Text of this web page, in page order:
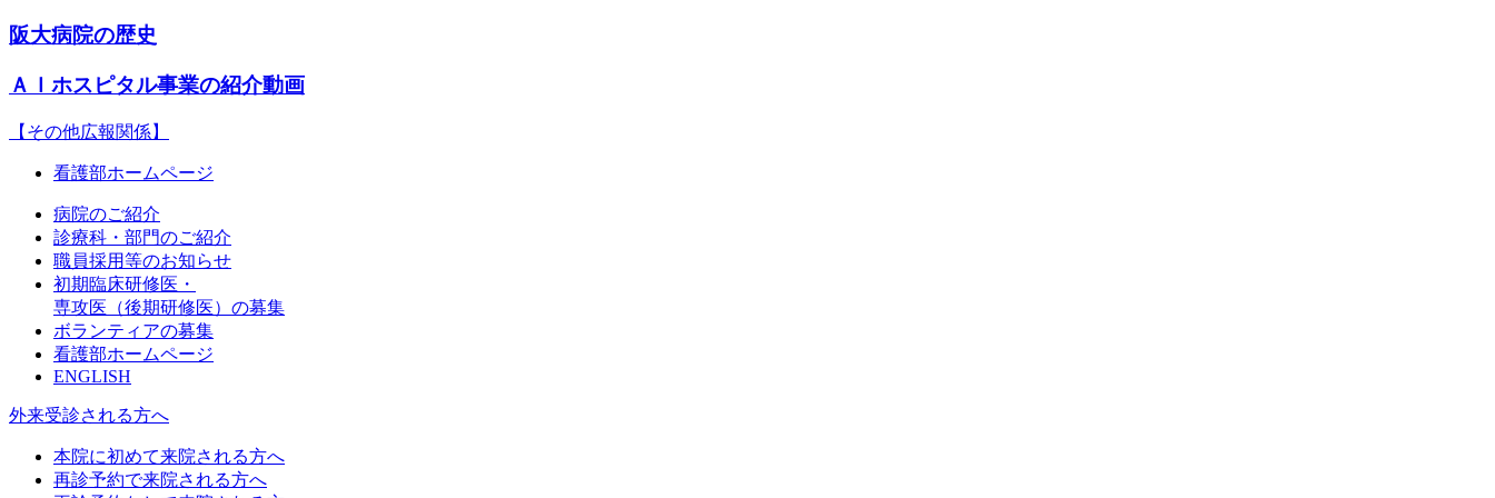
阪大病院の歴史
ＡＩホスピタル事業の紹介動画
【その他広報関係】
看護部ホームページ
病院のご紹介
診療科・部門のご紹介
職員採用等のお知らせ
初期臨床研修医・
専攻医（後期研修医）の募集
ボランティアの募集
看護部ホームページ
ENGLISH
外来受診される方へ
本院に初めて来院される方へ
再診予約で来院される方へ